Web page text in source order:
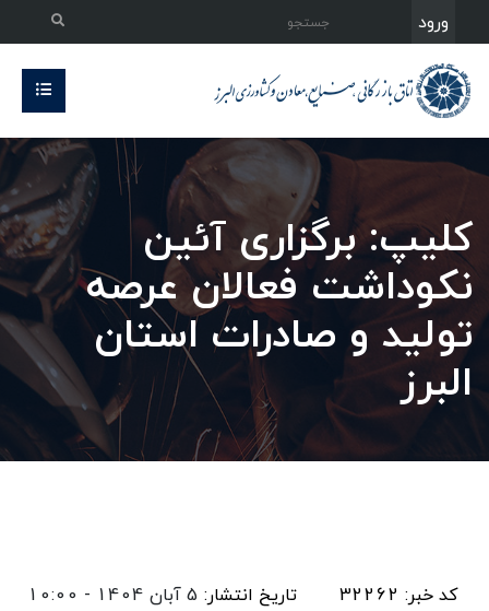
ورود
کلیپ: برگزاری آئین
نکوداشت فعالان عرصه
تولید و صادرات استان
البرز
کد خبر: 32262 تاریخ انتشار: 5 آبان 1404 - 10:00